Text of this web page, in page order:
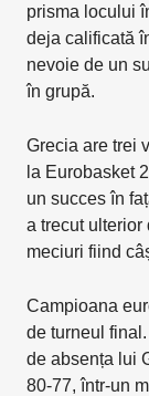
prisma locului
deja calificată
nevoie de un
în grupă.
Grecia are trei
la Eurobasket
un succes în
a trecut ulterior
meciuri fiind
Campioana
de turneul
de absența lui
80-77, într-un